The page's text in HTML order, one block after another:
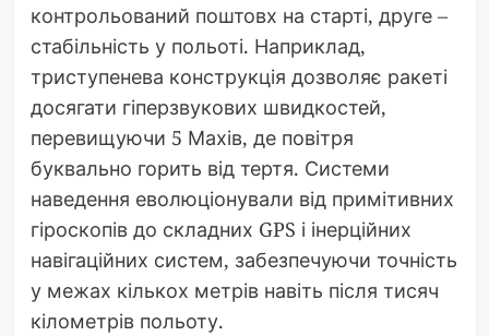
контрольований поштовх на старті, друге –
стабільність у польоті. Наприклад,
триступенева конструкція дозволяє ракеті
досягати гіперзвукових швидкостей,
перевищуючи 5 Махів, де повітря
буквально горить від тертя. Системи
наведення еволюціонували від примітивних
гіроскопів до складних GPS і інерційних
навігаційних систем, забезпечуючи точність
у межах кількох метрів навіть після тисяч
кілометрів польоту.